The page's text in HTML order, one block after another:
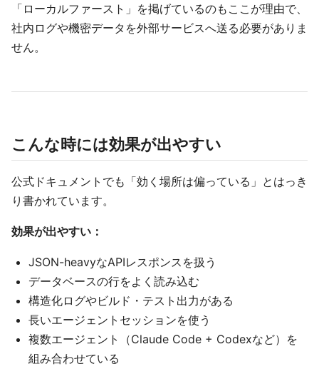
「ローカルファースト」を掲げているのもここが理由で、
社内ログや機密データを外部サービスへ送る必要がありま
せん。
こんな時には効果が出やすい
公式ドキュメントでも「効く場所は偏っている」とはっき
り書かれています。
効果が出やすい：
JSON-heavyなAPIレスポンスを扱う
データベースの行をよく読み込む
構造化ログやビルド・テスト出力がある
長いエージェントセッションを使う
複数エージェント（Claude Code + Codexなど）を
組み合わせている